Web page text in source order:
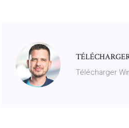
Télécharger